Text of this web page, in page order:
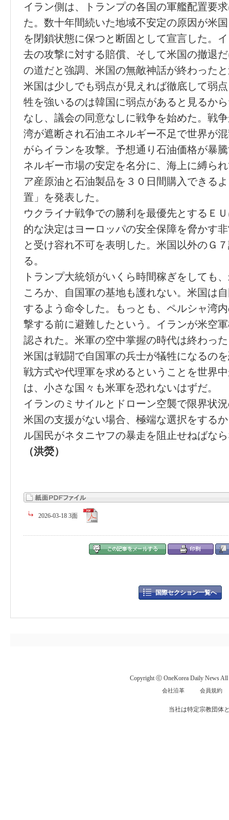
イラン側は、トランプの各国の軍艦配置要
た。数十年間続いた地域不安定の原因が米
を閉鎖状態に保つと断固として宣言した。
去の攻撃に対する賠償、そして米国の撤退
の道だと強調、米国の無敵神話が終わった
米国は少しでも弱点が見えれば徹底して弱
牲を強いるのは韓国に弱点があると見るか
なし、議会の同意なしに戦争を始めた。戦
湾が遮断され石油エネルギー不足で世界が
がらイランを攻撃。予想通り石油価格が暴
ネルギー市場の安定を名分に、海上に縛ら
ア産原油と石油製品を３０日間購入できる
置」を発表した。
ウクライナ戦争での勝利を最優先とするＥ
的な決定はヨーロッパの安全保障を脅かす
と受け容れ不可を表明した。米国以外のＧ
る。
トランプ大統領がいくら時間稼ぎをしても
ころか、自国軍の基地も護れない。米国は
するよう命令した。もっとも、ペルシャ湾
撃する前に避難したという。イランが米空
認された。米軍の空中掌握の時代は終わっ
米国は戦闘で自国軍の兵士が犠牲になるの
戦方式や代理軍を求めるということを世界
は、小さな国々も米軍を恐れないはずだ。
イランのミサイルとドローン空襲で限界状
米国の支援がない場合、極端な選択をする
ル国民がネタニヤフの暴走を阻止せねばな
（洪熒）
2026-03-18 3面
国際セクション一覧へ
Copyright ⓒ OneKorea Daily News All
会社沿革 会員規約
当社は特定宗教団体